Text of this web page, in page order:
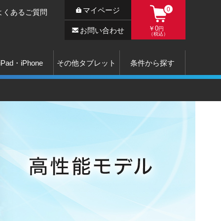
・iPhone その他タブレット 条件から探す
くあるご質問 マイページ
お問い合わせ
0
￥0円
（税込）